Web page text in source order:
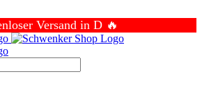
Versand in D 🔥